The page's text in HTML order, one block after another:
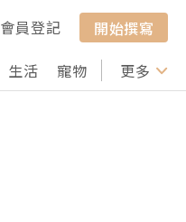
會員登記
開始撰寫
生活 寵物 行山 打卡
更多